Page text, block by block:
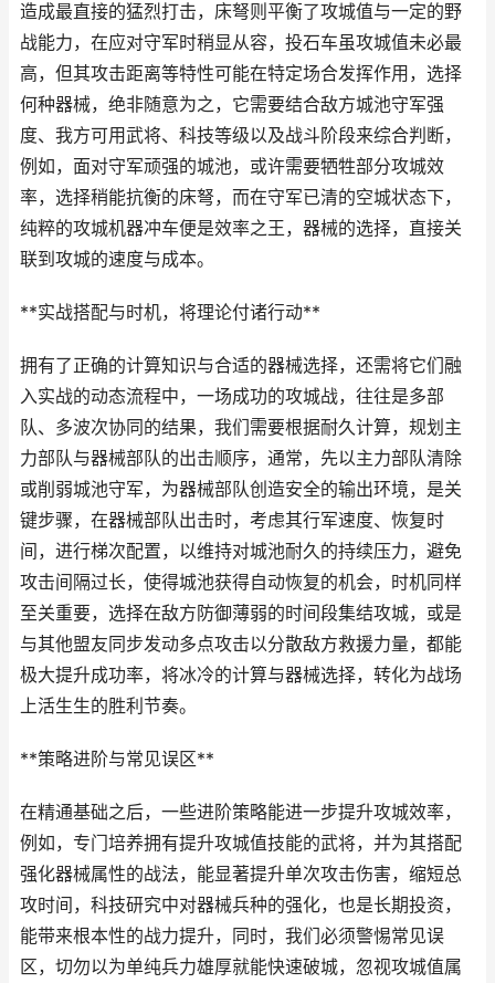
造成最直接的猛烈打击，床弩则平衡了攻城值与一定的野
战能力，在应对守军时稍显从容，投石车虽攻城值未必最
高，但其攻击距离等特性可能在特定场合发挥作用，选择
何种器械，绝非随意为之，它需要结合敌方城池守军强
度、我方可用武将、科技等级以及战斗阶段来综合判断，
例如，面对守军顽强的城池，或许需要牺牲部分攻城效
率，选择稍能抗衡的床弩，而在守军已清的空城状态下，
纯粹的攻城机器冲车便是效率之王，器械的选择，直接关
联到攻城的速度与成本。
**实战搭配与时机，将理论付诸行动**
拥有了正确的计算知识与合适的器械选择，还需将它们融
入实战的动态流程中，一场成功的攻城战，往往是多部
队、多波次协同的结果，我们需要根据耐久计算，规划主
力部队与器械部队的出击顺序，通常，先以主力部队清除
或削弱城池守军，为器械部队创造安全的输出环境，是关
键步骤，在器械部队出击时，考虑其行军速度、恢复时
间，进行梯次配置，以维持对城池耐久的持续压力，避免
攻击间隔过长，使得城池获得自动恢复的机会，时机同样
至关重要，选择在敌方防御薄弱的时间段集结攻城，或是
与其他盟友同步发动多点攻击以分散敌方救援力量，都能
极大提升成功率，将冰冷的计算与器械选择，转化为战场
上活生生的胜利节奏。
**策略进阶与常见误区**
在精通基础之后，一些进阶策略能进一步提升攻城效率，
例如，专门培养拥有提升攻城值技能的武将，并为其搭配
强化器械属性的战法，能显著提升单次攻击伤害，缩短总
攻时间，科技研究中对器械兵种的强化，也是长期投资，
能带来根本性的战力提升，同时，我们必须警惕常见误
区，切勿以为单纯兵力雄厚就能快速破城，忽视攻城值属